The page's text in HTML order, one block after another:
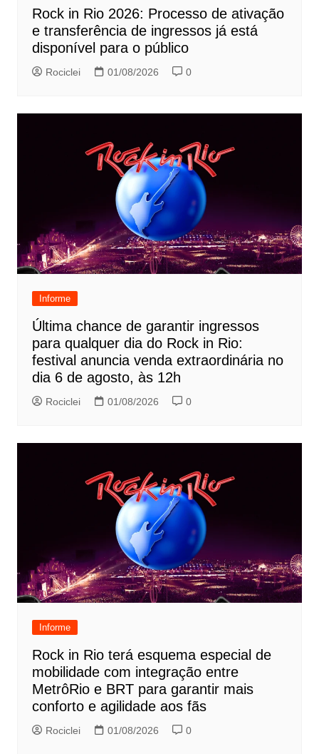
Rock in Rio 2026: Processo de ativação
e transferência de ingressos já está
disponível para o público
Rociclei 01/08/2026 0
Informe
Última chance de garantir ingressos
para qualquer dia do Rock in Rio:
festival anuncia venda extraordinária no
dia 6 de agosto, às 12h
Rociclei 01/08/2026 0
Informe
Rock in Rio terá esquema especial de
mobilidade com integração entre
MetrôRio e BRT para garantir mais
conforto e agilidade aos fãs
Rociclei 01/08/2026 0